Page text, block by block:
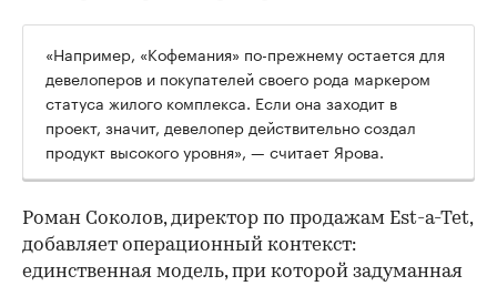
«Например, «Кофемания» по-прежнему остается для
девелоперов и покупателей своего рода маркером
статуса жилого комплекса. Если она заходит в
проект, значит, девелопер действительно создал
продукт высокого уровня», — считает Ярова.
Роман Соколов, директор по продажам Est-a-Tet,
добавляет операционный контекст:
единственная модель, при которой задуманная